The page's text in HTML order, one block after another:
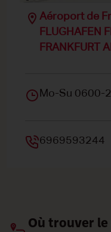
Aéroport de
FLUGHAFEN
FRANKFURT
Mo-Su 0600-
6969593244
Où trouver